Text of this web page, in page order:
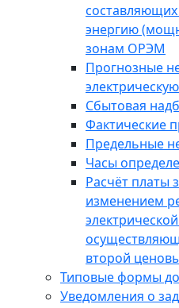
энергию
зонам ОРЭМ
Прогнозные
Сбытовая
Фактические
Предельные
Часы
Расчёт платы
изменением
второй
Типовые формы
Уведомления о